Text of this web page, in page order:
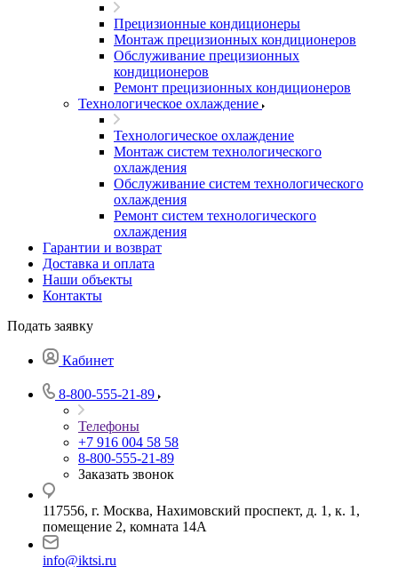
Прецизионные кондиционеры
Монтаж прецизионных кондиционеров
Обслуживание прецизионных
кондиционеров
Ремонт прецизионных кондиционеров
Технологическое охлаждение
Технологическое охлаждение
Монтаж систем технологического
охлаждения
Обслуживание систем технологического
охлаждения
Ремонт систем технологического
охлаждения
Гарантии и возврат
Доставка и оплата
Наши объекты
Контакты
Подать заявку
Кабинет
8-800-555-21-89
Телефоны
+7 916 004 58 58
8-800-555-21-89
Заказать звонок
117556, г. Москва, Нахимовский проспект, д. 1, к. 1,
помещение 2, комната 14А
info@iktsi.ru